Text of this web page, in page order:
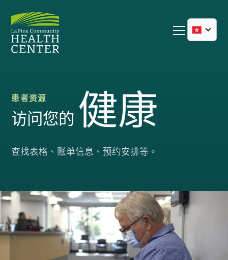
患者资源
访问您的 健康
查找表格、账单信息、预约安排等。